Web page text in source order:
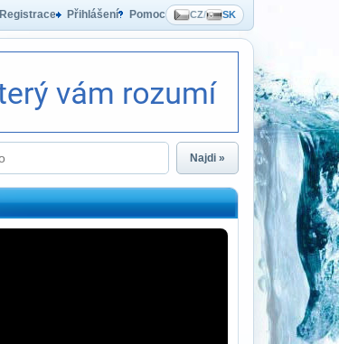
Registrace Přihlášení Pomoc CZ/ SK
Najdi »